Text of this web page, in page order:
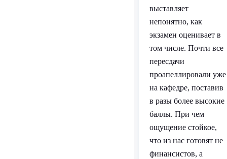
выставляет
непонятно, как
экзамен оценивает в
том числе. Почти все
пересдачи
проапеллировали уже
на кафедре, поставив
в разы более высокие
баллы. При чем
ощущение стойкое,
что из нас готовят не
финансистов, а